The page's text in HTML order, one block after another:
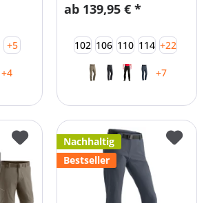
+5
+4
ab 139,95 € *
102 106 110 114 +22
+7
Nachhaltig
Bestseller